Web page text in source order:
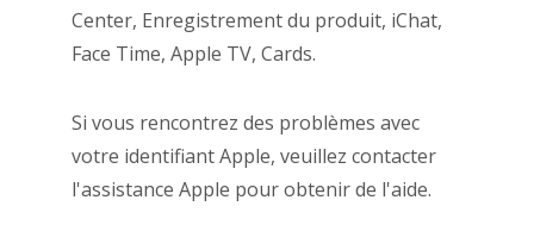
Center, Enregistrement du produit, iChat,
Face Time, Apple TV, Cards.
Si vous rencontrez des problèmes avec
votre identifiant Apple, veuillez contacter
l'assistance Apple pour obtenir de l'aide.